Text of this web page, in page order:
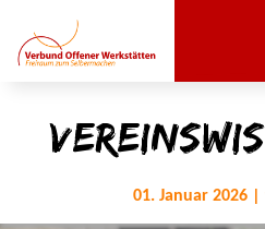
01. Januar 2026